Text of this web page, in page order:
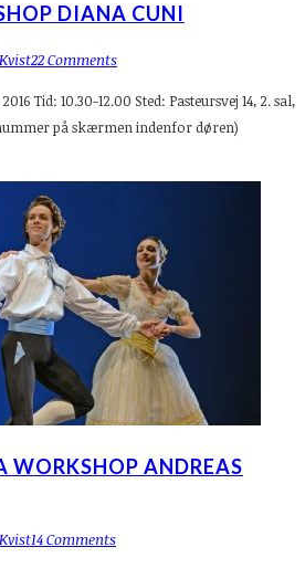
DIANA CUNI
22 Comments
Tid: 10.30-12.00 Sted: Pasteursvej 14, 2. sal,
på skærmen indenfor døren)
WORKSHOP ANDREAS
14 Comments